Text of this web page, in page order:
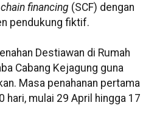
financing (SCF) dengan
pendukung fiktif.
Destiawan di Rumah
Cabang Kejagung guna
Masa penahanan pertama
hari, mulai 29 April hingga 17